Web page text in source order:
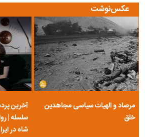
عکس‌نوشت
مرصاد و الهیات سیاسی مجاهدین
خلق
آخرین
سلسله |
شاه در